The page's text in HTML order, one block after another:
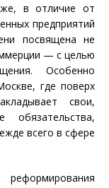
же, в отличие от
предприятий
посвящена не
— с целью
Особенно
где поверх
свои,
обязательства,
всего в сфере